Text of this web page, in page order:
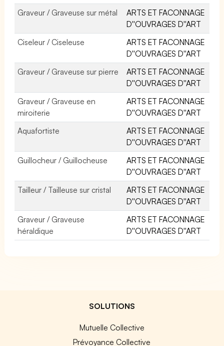
Graveur / Graveuse sur métal
ARTS ET FACONNAGE
D''OUVRAGES D''ART
Ciseleur / Ciseleuse
ARTS ET FACONNAGE
D''OUVRAGES D''ART
Graveur / Graveuse sur pierre
ARTS ET FACONNAGE
D''OUVRAGES D''ART
Graveur / Graveuse en
miroiterie
ARTS ET FACONNAGE
D''OUVRAGES D''ART
Aquafortiste
ARTS ET FACONNAGE
D''OUVRAGES D''ART
Guillocheur / Guillocheuse
ARTS ET FACONNAGE
D''OUVRAGES D''ART
Tailleur / Tailleuse sur cristal
ARTS ET FACONNAGE
D''OUVRAGES D''ART
Graveur / Graveuse
héraldique
ARTS ET FACONNAGE
D''OUVRAGES D''ART
SOLUTIONS
Mutuelle Collective
Prévoyance Collective